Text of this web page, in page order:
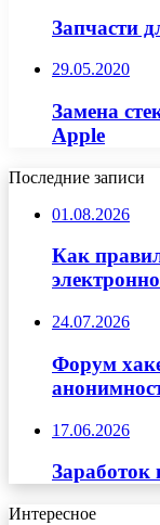
Запчасти
29.05.2020
Замена
Apple
Последние записи
01.08.2026
Как
24.07.2026
Форум
17.06.2026
Заработок
Интересное